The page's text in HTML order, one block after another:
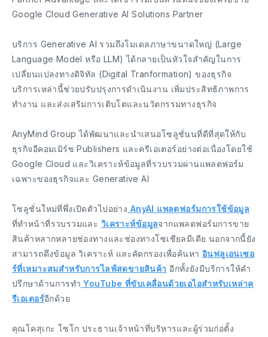
Google Cloud Generative AI Solutions Partner
บริการ Generative AI รวมถึงโมเดลภาษาขนาดใหญ่ (Large
Language Model หรือ LLM) ได้กลายเป็นหัวใจสำคัญในการ
เปลี่ยนแปลงทางดิจิทัล (Digital Tranformation) ของธุรกิจ
บริการเหล่านี้ช่วยปรับปรุงการดำเนินงาน เพิ่มประสิทธิภาพการ
ทำงาน และส่งเสริมการเติบโตและนวัตกรรมทางธุรกิจ
AnyMind Group ได้พัฒนาและนำเสนอโซลูชั่นนที่ดีที่สุดให้กับ
ธุรกิจอีคอมเมิร์ซ Publishers และครีเอเตอร์อย่างต่อเนื่องโดยใช้
Google Cloud และวิเคราะห์ข้อมูลที่รวบรวมผ่านแพลตฟอร์ม
เฉพาะของธุรกิจและ Generative AI
โซลูชั่นใหม่ที่พึ่งเปิดตัวไปอย่าง AnyAI แพลตฟอร์มการใช้ข้อมูล
ที่ทำหน้าที่รวบรวมและ วิเคราะห์ข้อมูลจากแพลตฟอร์มการขาย
สินค้าหลากหลายช่องทางและช่องทางโซเชียลมีเดีย นอกจากนี้ยัง
สามารถดึงข้อมูล วิเคราะห์ และคัดกรองเพื่อค้นหา อินฟลูเอนเซอ
ร์ที่เหมาะสมสำหรับการไลฟ์สดขายสินค้า อีกทั้งยังมีบริการให้คำ
ปรึกษาด้านการทำ YouTube ที่ขับเคลื่อนด้วยเอไอสำหรับเหล่าค
รีเอเตอร์อีกด้วย
คุณโคสุเกะ โซโก ประธานเจ้าหน้าที่บริหารและผู้ร่วมก่อตั้ง